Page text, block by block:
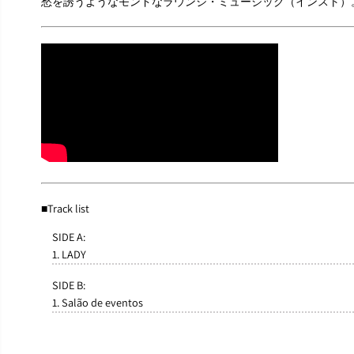
■Track list
SIDE A:
1. LADY
SIDE B:
1. Salão de eventos